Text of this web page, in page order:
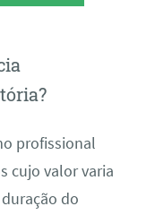
profissional
cujo valor varia
do